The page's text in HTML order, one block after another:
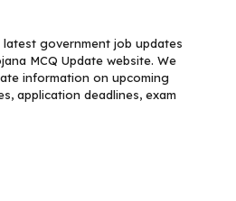
government job updates
MCQ Update website. We
information on upcoming
application deadlines, exam